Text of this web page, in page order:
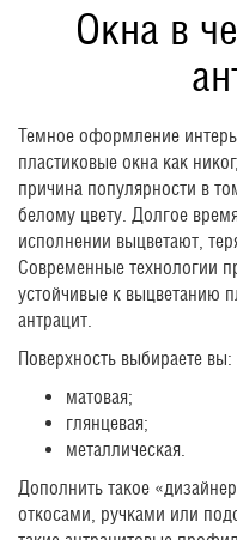
Окна в
Темное оформление
пластиковые окна как
причина популярности в
белому цвету. Долгое
исполнении выцветают,
Современные технологии
устойчивые к выцветанию
антрацит.
Поверхность выбираете вы:
матовая;
глянцевая;
металлическая.
Дополнить такое
откосами, ручками или